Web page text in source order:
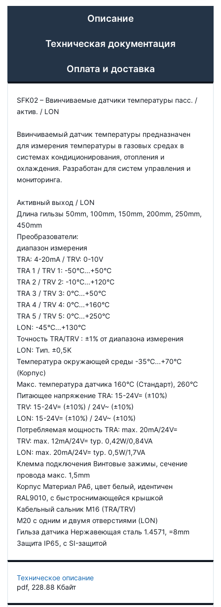
Описание
Техническая документация
Оплата и доставка
SFK02 – Ввинчиваемые датчики температуры пасс. /
актив. / LON
Ввинчиваемый датчик температуры предназначен
для измерения температуры в газовых средах в
системах кондиционирования, отопления и
охлаждения. Разработан для систем управления и
мониторинга.
Активный выход / LON
Длина гильзы 50mm, 100mm, 150mm, 200mm, 250mm,
450mm
Преобразователи:
диапазон измерения
TRA: 4-20mA / TRV: 0-10V
TRA 1 / TRV 1: -50°C...+50°C
TRA 2 / TRV 2: -10°C...+120°C
TRA 3 / TRV 3: 0°C...+50°C
TRA 4 / TRV 4: 0°C...+160°C
TRA 5 / TRV 5: 0°C...+250°C
LON: -45°C...+130°C
Точность TRA/TRV : ±1% от диапазона измерения
LON: Tип. ±0,5K
Температура окружающей среды -35°C...+70°C
(Корпус)
Макс. температура датчика 160°C (Стандарт), 260°C
Питающее напряжение TRA: 15-24V= (±10%)
TRV: 15-24V= (±10%) / 24V~ (±10%)
LON: 15-24V= (±10%) / 24V~ (±10%)
Потребляемая мощность TRA: max. 20mA/24V=
TRV: max. 12mA/24V= typ. 0,42W/0,84VA
LON: max. 20mA/24V= typ. 0,5W/1,7VA
Клемма подключения Винтовые зажимы, сечение
провода макс. 1,5mm
Корпус Материал PA6, цвет белый, идентичен
RAL9010, с быстроснимающейся крышкой
Кабельный сальник M16 (TRA/TRV)
M20 с одним и двумя отверстиями (LON)
Гильза датчика Нержавеющая сталь 1.4571, =8mm
Защита IP65, с SI-защитой
Техническое описание
pdf, 228.88 Кбайт